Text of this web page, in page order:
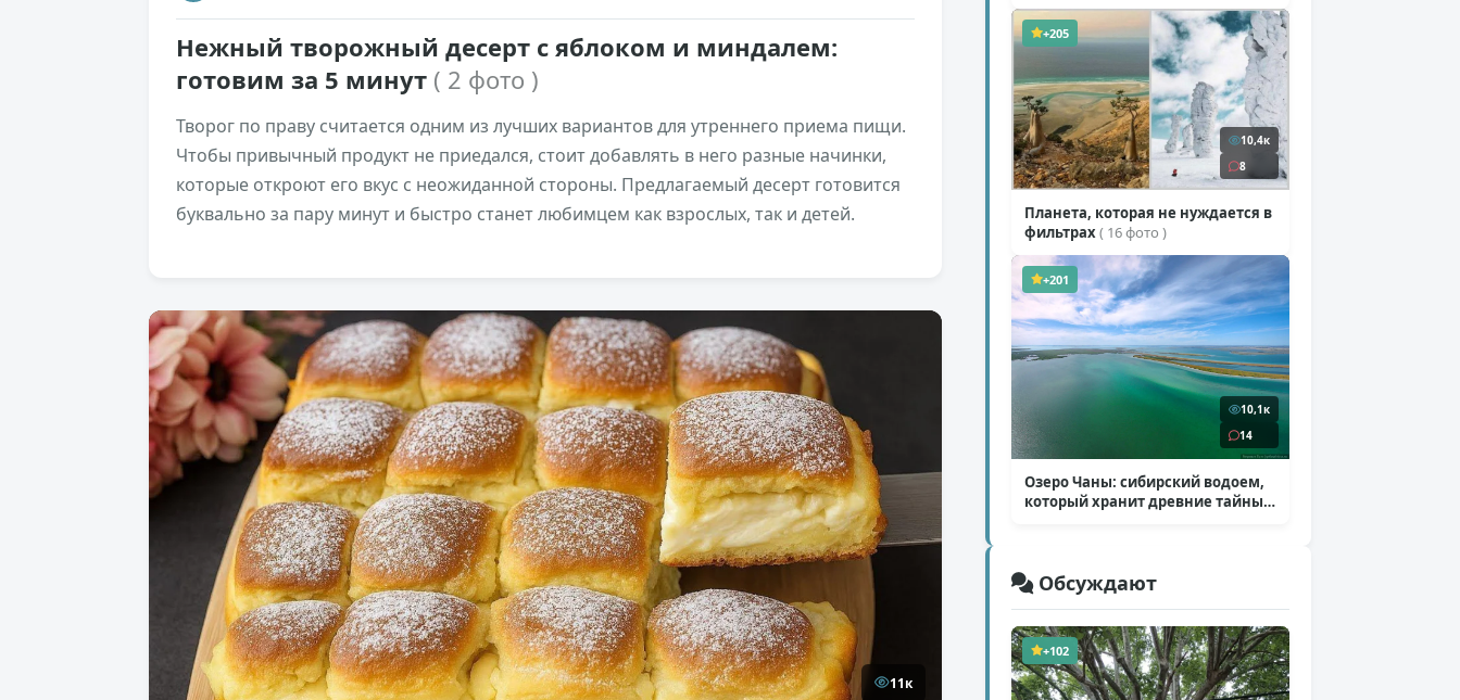
Нежный творожный десерт с яблоком и миндалем:
готовим за 5 минут ( 2 фото )
Творог по праву считается одним из лучших вариантов для утреннего приема пищи.
Чтобы привычный продукт не приедался, стоит добавлять в него разные начинки,
которые откроют его вкус с неожиданной стороны. Предлагаемый десерт готовится
буквально за пару минут и быстро станет любимцем как взрослых, так и детей.
11к
звезд( 10 фото )
+205
10,4к
8
Планета, которая не нуждается в
фильтрах( 16 фото )
+201
10,1к
14
Озеро Чаны: сибирский водоем,
который хранит древние тайны
Обсуждают
+102